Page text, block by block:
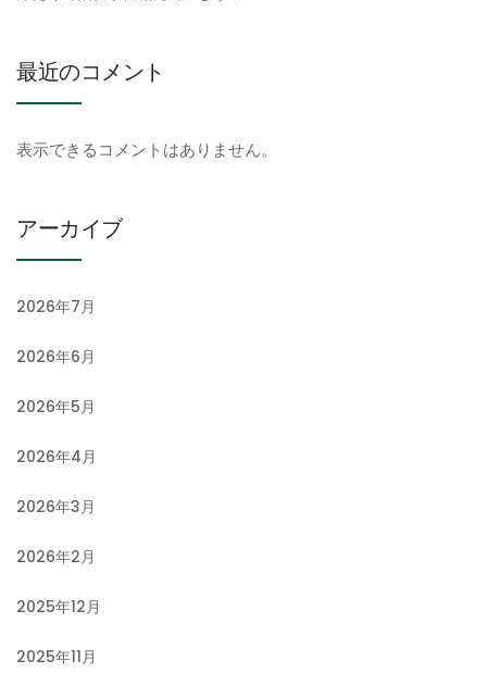
最近のコメント
表示できるコメントはありません。
アーカイブ
2026年7月
2026年6月
2026年5月
2026年4月
2026年3月
2026年2月
2025年12月
2025年11月